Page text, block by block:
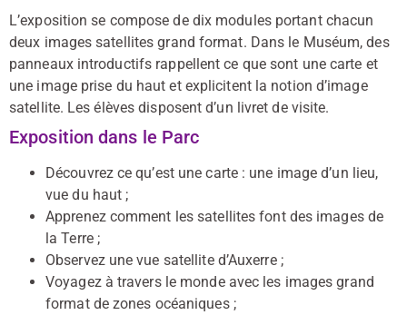
L’exposition se compose de dix modules portant chacun
deux images satellites grand format. Dans le Muséum, des
panneaux introductifs rappellent ce que sont une carte et
une image prise du haut et explicitent la notion d’image
satellite. Les élèves disposent d’un livret de visite.
Exposition dans le Parc
Découvrez ce qu’est une carte : une image d’un lieu,
vue du haut ;
Apprenez comment les satellites font des images de
la Terre ;
Observez une vue satellite d’Auxerre ;
Voyagez à travers le monde avec les images grand
format de zones océaniques ;